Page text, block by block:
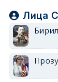
Лица